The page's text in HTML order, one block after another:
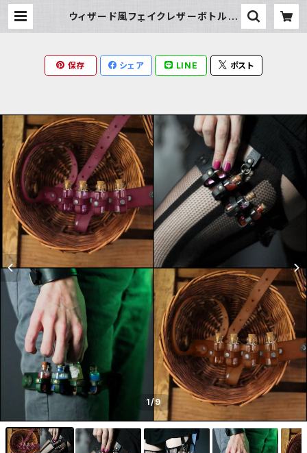
ウィザード風フェイクレザーボトルホ
保存 シェア LINE ポスト
1/9